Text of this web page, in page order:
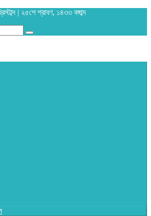
| ২৫শে শ্রাবণ, ১৪৩৩ বঙ্গাব্দ